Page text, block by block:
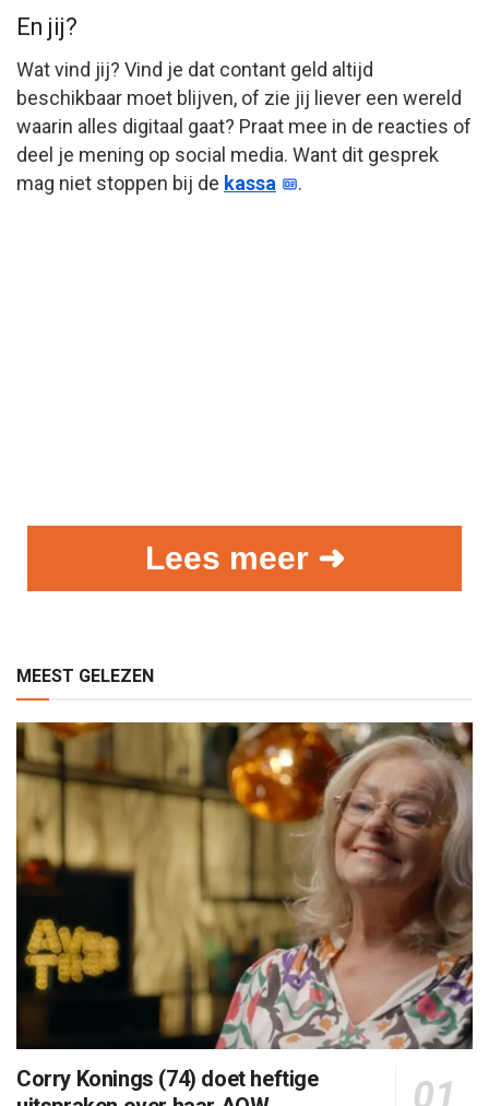
En jij?
Wat vind jij? Vind je dat contant geld altijd
beschikbaar moet blijven, of zie jij liever een wereld
waarin alles digitaal gaat? Praat mee in de reacties of
deel je mening op social media. Want dit gesprek
mag niet stoppen bij de kassa .
Lees meer ➜
MEEST GELEZEN
Corry Konings (74) doet heftige